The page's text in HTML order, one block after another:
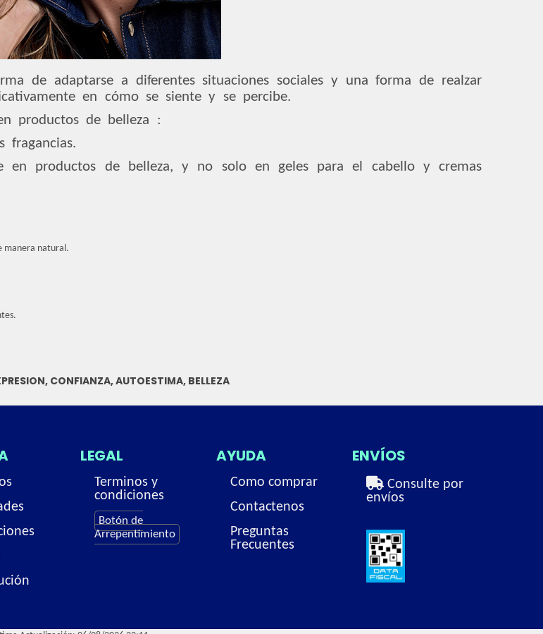
de adaptarse a diferentes situaciones sociales y una forma de realzar
en cómo se siente y se percibe.
productos de belleza :
en productos de belleza, y no solo en geles para el cabello y cremas
manera natural.
CONFIANZA, AUTOESTIMA, BELLEZA
LEGAL
Terminos y
condiciones
Botón de
Arrepentimiento
AYUDA
Como comprar
Contactenos
Preguntas
Frecuentes
ENVÍOS
Consulte por
envíos